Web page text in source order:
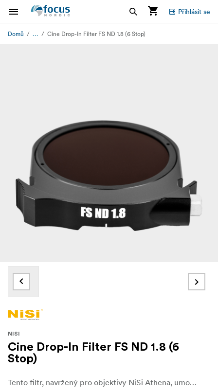
Přihlásit se
Domů ... Cine Drop-In Filter FS ND 1.8 (6 Stop)
NISI
Cine Drop-In Filter FS ND 1.8 (6
Stop)
Tento filtr, navržený pro objektivy NiSi Athena, umožňuje použití delších časů závěrky a větších clonových čísel, čímž otevírá nekonečné možnosti pro kreativní fotografování. Díky vysoce kvalitnímu optickému sklu a neutrálnímu přenosu celého spektra se každý snímek přibližuje dokonalosti.